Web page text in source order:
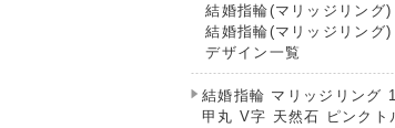
結婚指輪(マリッジリング
結婚指輪(マリッジリング
デザイン一覧
結婚指輪 マリッジリング
甲丸 V字 天然石 ピンクト